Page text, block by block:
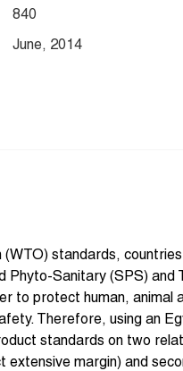
840
June, 2014
standards,
Sanitary (SPS) and
to protect human, animal
Therefore, using an
standards on two
margin) and